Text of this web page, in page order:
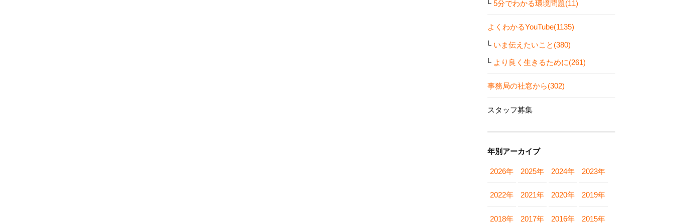
5分でわかる環境問題(11)
よくわかるYouTube(1135)
いま伝えたいこと(380)
より良く生きるために(261)
事務局の社窓から(302)
スタッフ募集
年別アーカイブ
2026年 2025年 2024年 2023年
2022年 2021年 2020年 2019年
2018年 2017年 2016年 2015年